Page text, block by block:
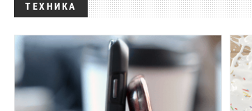
ТЕХНИКА